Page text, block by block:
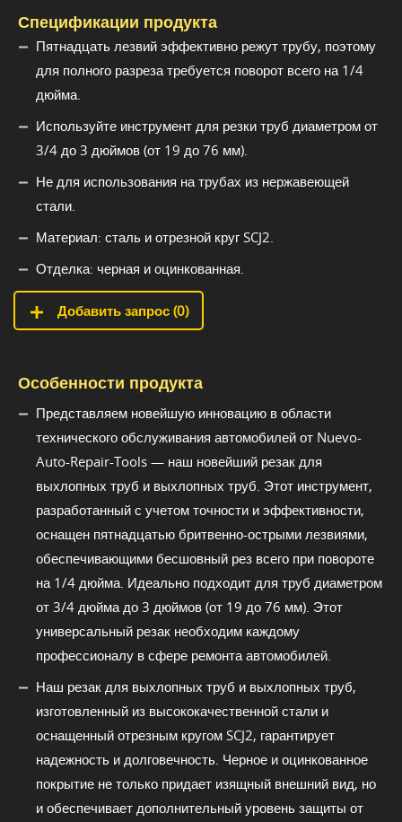
Спецификации продукта
Пятнадцать лезвий эффективно режут трубу, поэтому
для полного разреза требуется поворот всего на 1/4
дюйма.
Используйте инструмент для резки труб диаметром от
3/4 до 3 дюймов (от 19 до 76 мм).
Не для использования на трубах из нержавеющей
стали.
Материал: сталь и отрезной круг SCJ2.
Отделка: черная и оцинкованная.
Добавить запрос (0)
Особенности продукта
Представляем новейшую инновацию в области
технического обслуживания автомобилей от Nuevo-
Auto-Repair-Tools — наш новейший резак для
выхлопных труб и выхлопных труб. Этот инструмент,
разработанный с учетом точности и эффективности,
оснащен пятнадцатью бритвенно-острыми лезвиями,
обеспечивающими бесшовный рез всего при повороте
на 1/4 дюйма. Идеально подходит для труб диаметром
от 3/4 дюйма до 3 дюймов (от 19 до 76 мм). Этот
универсальный резак необходим каждому
профессионалу в сфере ремонта автомобилей.
Наш резак для выхлопных труб и выхлопных труб,
изготовленный из высококачественной стали и
оснащенный отрезным кругом SCJ2, гарантирует
надежность и долговечность. Черное и оцинкованное
покрытие не только придает изящный внешний вид, но
и обеспечивает дополнительный уровень защиты от